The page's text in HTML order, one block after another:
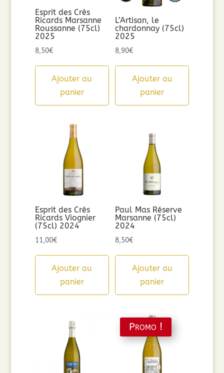
Esprit des Crès
Ricards Marsanne
Roussanne (75cl)
2025
8,50€
Ajouter au
panier
L’Artisan, le
chardonnay (75cl)
2025
8,90€
Ajouter au
panier
Esprit des Crès
Ricards Viognier
(75cl) 2024
11,00€
Ajouter au
panier
Paul Mas Réserve
Marsanne (75cl)
2024
8,50€
Ajouter au
panier
Promo !